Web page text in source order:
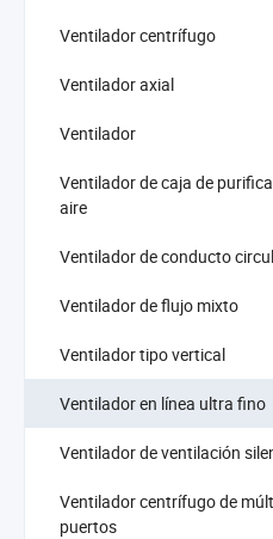
Ventilador centrífugo
Ventilador axial
Ventilador
Ventilador de caja de
aire
Ventilador de conducto
Ventilador de flujo mixto
Ventilador tipo vertical
Ventilador en línea ultra fino
Ventilador de ventilación
Ventilador centrífugo de
puertos